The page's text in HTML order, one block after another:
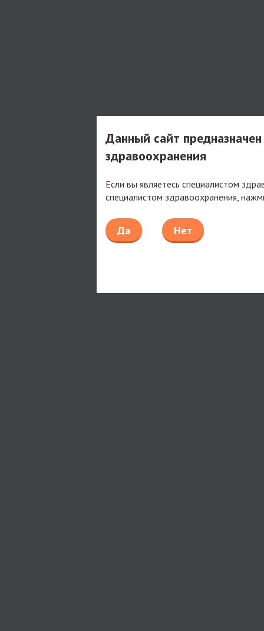
Данный сайт
здравоохранения
Если вы являетесь специалистом
специалистом здравоохранения,
Да Нет